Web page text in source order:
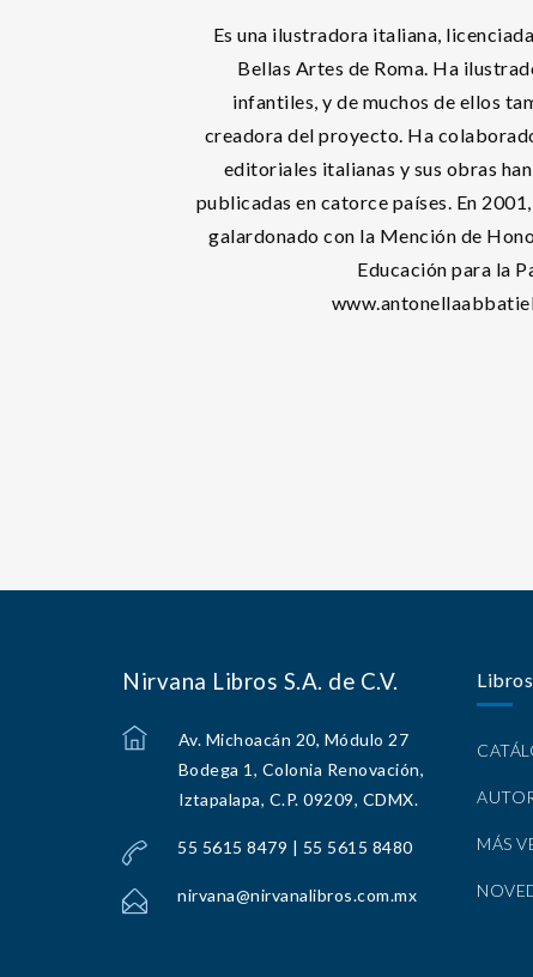
Es una ilustradora italiana,
Bellas Artes de Roma. Ha
infantiles, y de muchos de ellos
creadora del proyecto. Ha
editoriales italianas y sus obras
publicadas en catorce países. En
galardonado con la Mención de
Educación para la
Nirvana Libros S.A. de C.V.
Av. Michoacán 20, Módulo 27
Bodega 1, Colonia Renovación,
Iztapalapa, C.P. 09209, CDMX.
55 5615 8479 | 55 5615 8480
nirvana@nirvanalibros.com.mx
Libros
MÁS